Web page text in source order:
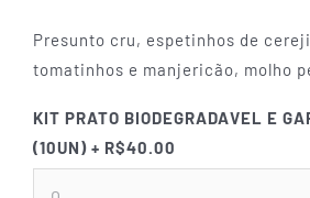
Presunto cru, espetinhos de
tomatinhos e manjericão, molho
KIT PRATO BIODEGRADAVEL E
(10UN) + R$40.00